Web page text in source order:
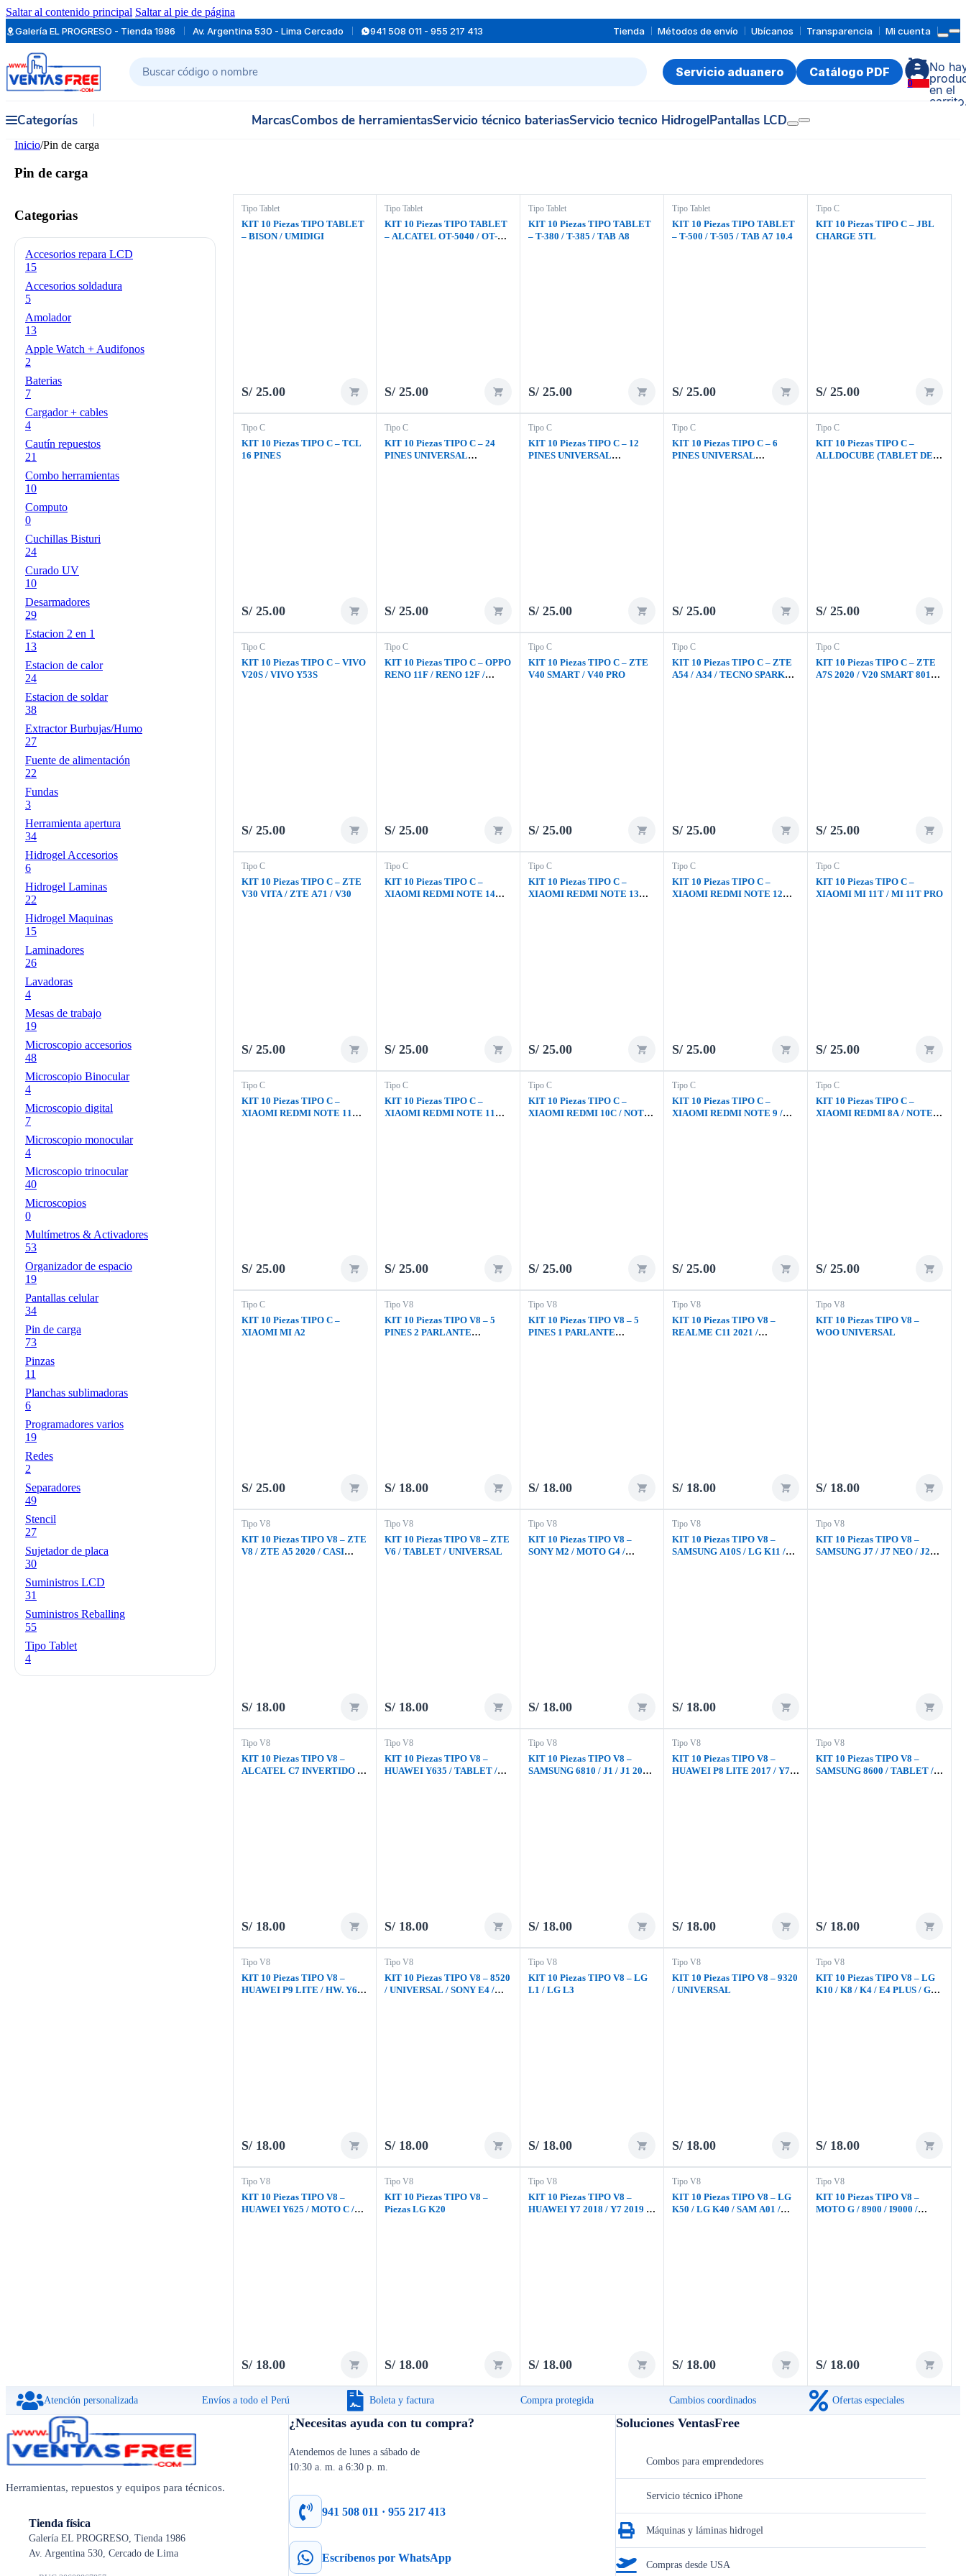
Saltar al contenido principal Saltar al pie de página
Galería EL PROGRESO - Tienda 1986 Av. Argentina 530 - Lima Cercado 941 508 011 - 955 217 413 Tienda Métodos de envío Ubícanos Transparencia Mi cuenta
Buscar Servicio aduanero Catálogo PDF
0
No
en el
Categorías MarcasCombos de herramientasServicio técnico bateriasServicio tecnico HidrogelPantallas LCD
Inicio/Pin de carga
Pin de carga
Categorias
Accesorios repara LCD
15
Accesorios soldadura
5
Amolador
13
Apple Watch + Audifonos
2
Baterias
7
Cargador + cables
4
Cautín repuestos
21
Combo herramientas
10
Computo
0
Cuchillas Bisturi
24
Curado UV
10
Desarmadores
29
Estacion 2 en 1
13
Estacion de calor
24
Estacion de soldar
38
Extractor Burbujas/Humo
27
Fuente de alimentación
22
Fundas
3
Herramienta apertura
34
Hidrogel Accesorios
6
Hidrogel Laminas
22
Hidrogel Maquinas
15
Laminadores
26
Lavadoras
4
Mesas de trabajo
19
Microscopio accesorios
48
Microscopio Binocular
4
Microscopio digital
7
Microscopio monocular
4
Microscopio trinocular
40
Microscopios
0
Multímetros & Activadores
53
Organizador de espacio
19
Pantallas celular
34
Pin de carga
73
Pinzas
11
Planchas sublimadoras
6
Programadores varios
19
Redes
2
Separadores
49
Stencil
27
Sujetador de placa
30
Suministros LCD
31
Suministros Reballing
55
Tipo Tablet
4
Tipo Tablet
KIT 10 Piezas TIPO TABLET
– BISON / UMIDIGI
S/ 25.00
Tipo Tablet
KIT 10 Piezas TIPO TABLET
– ALCATEL OT-5040 / OT-
S/ 25.00
Tipo Tablet
KIT 10 Piezas TIPO TABLET
– T-380 / T-385 / TAB A8
S/ 25.00
Tipo Tablet
KIT 10 Piezas TIPO TABLET
– T-500 / T-505 / TAB A7 10.4
S/ 25.00
Tipo C
KIT 10 Piezas TIPO C – JBL
CHARGE 5TL
S/ 25.00
Tipo C
KIT 10 Piezas TIPO C – TCL
16 PINES
S/ 25.00
Tipo C
KIT 10 Piezas TIPO C – 24
PINES UNIVERSAL
S/ 25.00
Tipo C
KIT 10 Piezas TIPO C – 12
PINES UNIVERSAL
S/ 25.00
Tipo C
KIT 10 Piezas TIPO C – 6
PINES UNIVERSAL
S/ 25.00
Tipo C
KIT 10 Piezas TIPO C –
ALLDOCUBE (TABLET DEL
S/ 25.00
Tipo C
KIT 10 Piezas TIPO C – VIVO
V20S / VIVO Y53S
S/ 25.00
Tipo C
KIT 10 Piezas TIPO C – OPPO
RENO 11F / RENO 12F /
S/ 25.00
Tipo C
KIT 10 Piezas TIPO C – ZTE
V40 SMART / V40 PRO
S/ 25.00
Tipo C
KIT 10 Piezas TIPO C – ZTE
A54 / A34 / TECNO SPARK
S/ 25.00
Tipo C
KIT 10 Piezas TIPO C – ZTE
A7S 2020 / V20 SMART 8010 /
S/ 25.00
Tipo C
KIT 10 Piezas TIPO C – ZTE
V30 VITA / ZTE A71 / V30
S/ 25.00
Tipo C
KIT 10 Piezas TIPO C –
XIAOMI REDMI NOTE 14
S/ 25.00
Tipo C
KIT 10 Piezas TIPO C –
XIAOMI REDMI NOTE 13
S/ 25.00
Tipo C
KIT 10 Piezas TIPO C –
XIAOMI REDMI NOTE 12
S/ 25.00
Tipo C
KIT 10 Piezas TIPO C –
XIAOMI MI 11T / MI 11T PRO
S/ 25.00
Tipo C
KIT 10 Piezas TIPO C –
XIAOMI REDMI NOTE 11
S/ 25.00
Tipo C
KIT 10 Piezas TIPO C –
XIAOMI REDMI NOTE 11
S/ 25.00
Tipo C
KIT 10 Piezas TIPO C –
XIAOMI REDMI 10C / NOTE
S/ 25.00
Tipo C
KIT 10 Piezas TIPO C –
XIAOMI REDMI NOTE 9 /
S/ 25.00
Tipo C
KIT 10 Piezas TIPO C –
XIAOMI REDMI 8A / NOTE 8
S/ 25.00
Tipo C
KIT 10 Piezas TIPO C –
XIAOMI MI A2
S/ 25.00
Tipo V8
KIT 10 Piezas TIPO V8 – 5
PINES 2 PARLANTE
S/ 18.00
Tipo V8
KIT 10 Piezas TIPO V8 – 5
PINES 1 PARLANTE
S/ 18.00
Tipo V8
KIT 10 Piezas TIPO V8 –
REALME C11 2021 /
S/ 18.00
Tipo V8
KIT 10 Piezas TIPO V8 –
WOO UNIVERSAL
S/ 18.00
Tipo V8
KIT 10 Piezas TIPO V8 – ZTE
V8 / ZTE A5 2020 / CASI
S/ 18.00
Tipo V8
KIT 10 Piezas TIPO V8 – ZTE
V6 / TABLET / UNIVERSAL
S/ 18.00
Tipo V8
KIT 10 Piezas TIPO V8 –
SONY M2 / MOTO G4 /
S/ 18.00
Tipo V8
KIT 10 Piezas TIPO V8 –
SAMSUNG A10S / LG K11 /
S/ 18.00
Tipo V8
KIT 10 Piezas TIPO V8 –
SAMSUNG J7 / J7 NEO / J2
Tipo V8
KIT 10 Piezas TIPO V8 –
ALCATEL C7 INVERTIDO /
S/ 18.00
Tipo V8
KIT 10 Piezas TIPO V8 –
HUAWEI Y635 / TABLET /
S/ 18.00
Tipo V8
KIT 10 Piezas TIPO V8 –
SAMSUNG 6810 / J1 / J1 2016
S/ 18.00
Tipo V8
KIT 10 Piezas TIPO V8 –
HUAWEI P8 LITE 2017 / Y7
S/ 18.00
Tipo V8
KIT 10 Piezas TIPO V8 –
SAMSUNG 8600 / TABLET /
S/ 18.00
Tipo V8
KIT 10 Piezas TIPO V8 –
HUAWEI P9 LITE / HW. Y6 II
S/ 18.00
Tipo V8
KIT 10 Piezas TIPO V8 – 8520
/ UNIVERSAL / SONY E4 /
S/ 18.00
Tipo V8
KIT 10 Piezas TIPO V8 – LG
L1 / LG L3
S/ 18.00
Tipo V8
KIT 10 Piezas TIPO V8 – 9320
/ UNIVERSAL
S/ 18.00
Tipo V8
KIT 10 Piezas TIPO V8 – LG
K10 / K8 / K4 / E4 PLUS / G4 /
S/ 18.00
Tipo V8
KIT 10 Piezas TIPO V8 –
HUAWEI Y625 / MOTO C /
S/ 18.00
Tipo V8
KIT 10 Piezas TIPO V8 –
Piezas LG K20
S/ 18.00
Tipo V8
KIT 10 Piezas TIPO V8 –
HUAWEI Y7 2018 / Y7 2019 /
S/ 18.00
Tipo V8
KIT 10 Piezas TIPO V8 – LG
K50 / LG K40 / SAM A01 /
S/ 18.00
Tipo V8
KIT 10 Piezas TIPO V8 –
MOTO G / 8900 / I9000 /
S/ 18.00
Atención personalizada Envíos a todo el Perú Boleta y factura Compra protegida Cambios coordinados Ofertas especiales
Herramientas, repuestos y equipos para técnicos.
Tienda física
Galería EL PROGRESO, Tienda 1986
Av. Argentina 530, Cercado de Lima
¿Necesitas ayuda con tu compra?
Atendemos de lunes a sábado de
10:30 a. m. a 6:30 p. m.
941 508 011 · 955 217 413
Escríbenos por WhatsApp
Soluciones VentasFree
Combos para emprendedores
Servicio técnico iPhone
Máquinas y láminas hidrogel
Compras desde USA